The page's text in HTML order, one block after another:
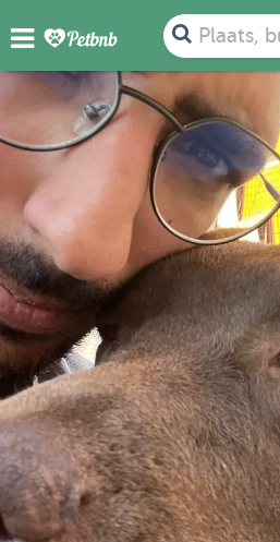
Plaats,
FOTO'S BEOORDELINGEN KAART